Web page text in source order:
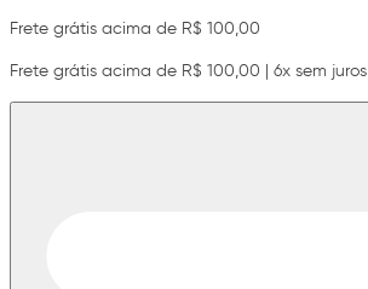
Frete grátis acima de R$ 100,00
Frete grátis acima de R$ 100,00 | 6x sem juros